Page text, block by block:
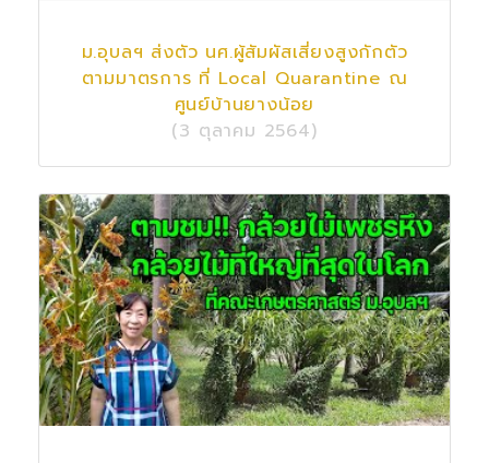
ม.อุบลฯ ส่งตัว นศ.ผู้สัมผัสเสี่ยงสูงกักตัว
ตามมาตรการ ที่ Local Quarantine ณ
ศูนย์บ้านยางน้อย
(3 ตุลาคม 2564)